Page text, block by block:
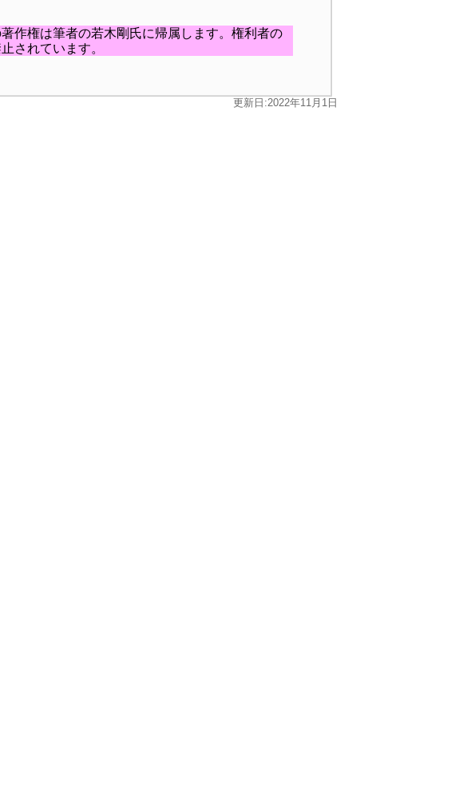
作権は筆者の若木剛氏に帰属します。権利者の
されています。
更新日:2022年11月1日